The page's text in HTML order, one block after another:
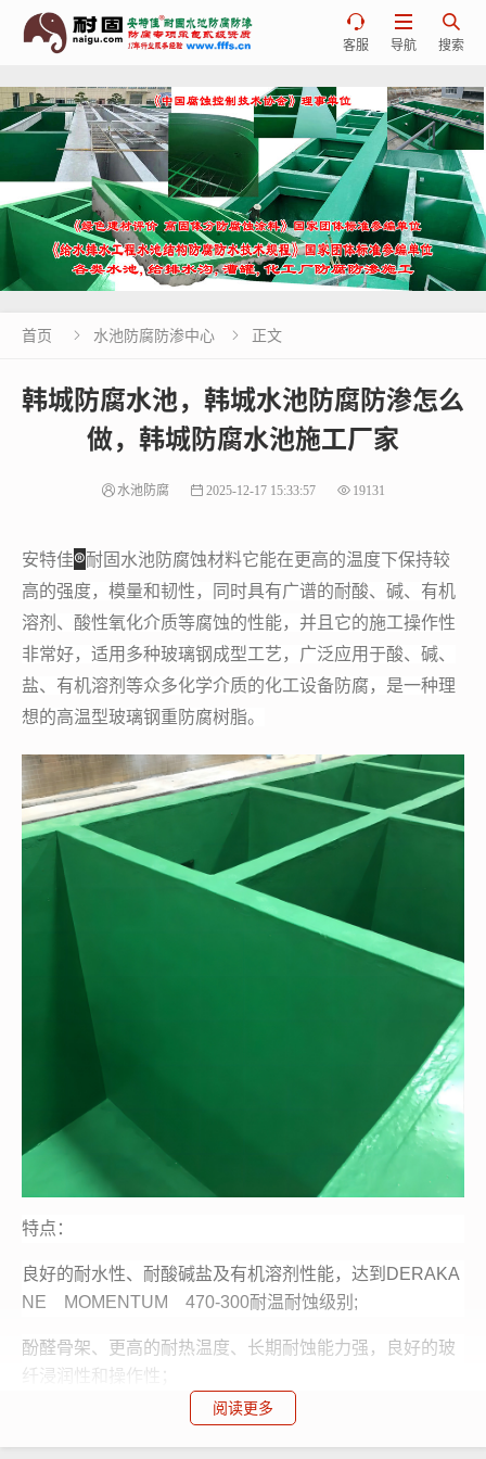

搜索

导航

客服
首页  水池防腐防渗中心  正文
韩城防腐水池，韩城水池防腐防渗怎么
做，韩城防腐水池施工厂家
水池防腐 2025-12-17 15:33:57 19131
安特佳®耐固水池防腐蚀材料它能在更高的温度下保持较
高的强度，模量和韧性，同时具有广谱的耐酸、碱、有机
溶剂、酸性氧化介质等腐蚀的性能，并且它的施工操作性
非常好，适用多种玻璃钢成型工艺，广泛应用于酸、碱、
盐、有机溶剂等众多化学介质的化工设备防腐，是一种理
想的高温型玻璃钢重防腐树脂。
特点：
良好的耐水性、耐酸碱盐及有机溶剂性能，达到DERAKA
NE MOMENTUM 470-300耐温耐蚀级别;
酚醛骨架、更高的耐热温度、长期耐蚀能力强，良好的玻
纤浸润性和操作性；
高温下优异的强度，模量和韧性保持率，纯树脂铸体热变
形温度HDT达143℃.
阅读更多